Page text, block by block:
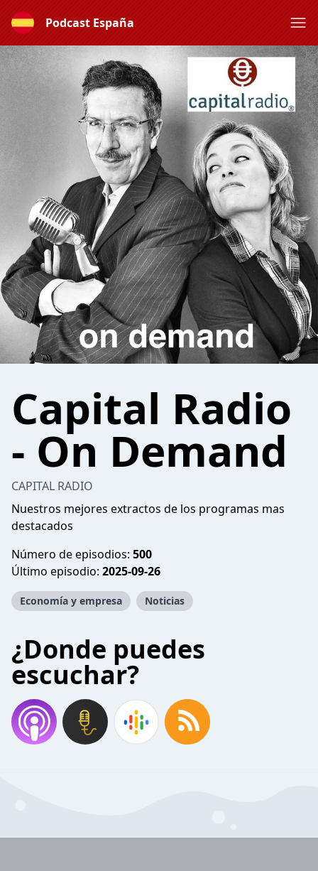
Podcast España
Capital Radio
- On Demand
CAPITAL RADIO
Nuestros mejores extractos de los programas mas
destacados
Número de episodios: 500
Último episodio: 2025-09-26
Economía y empresa Noticias
¿Donde puedes
escuchar?